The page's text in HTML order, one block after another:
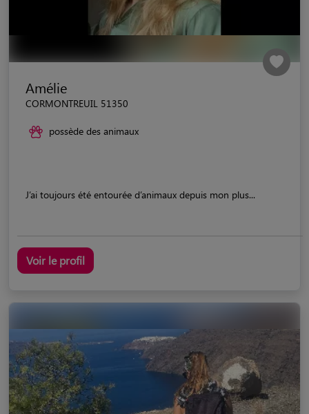
Amélie
CORMONTREUIL 51350
possède des animaux
J’ai toujours été entourée d’animaux depuis mon plus...
Voir le profil